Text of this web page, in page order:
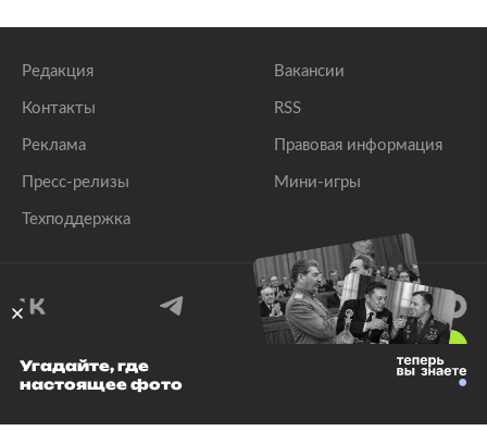
Редакция
Контакты
Реклама
Пресс-релизы
Техподдержка
Вакансии
RSS
Правовая информация
Мини-игры
© 1999–2026 Все права защищены.
Угадайте, где
настоящее фото